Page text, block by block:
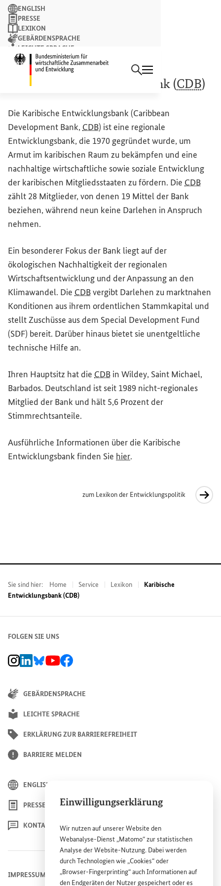
Einwilligungserklärung
Wir nutzen auf unsererWebsite den
Webanalyse-Dienst „Matomo“ zur statistischen
Analyse derWebsite-Nutzung. Dabei werden
durch Technologien wie „Cookies“ oder
„Browser-Fingerprinting“ auch Informationen auf
den Endgeräten der Nutzer gespeichert oder es
Suchbegriff
Suchen
ENGLISH
PRESSE
LEXIKON
GEBÄRDENSPRACHE
LEICHTE SPRACHE
NEWSLETTER
Karibische Entwicklungsbank (CDB)
Die Karibische Entwicklungsbank (Caribbean
Development Bank, CDB) ist eine regionale
Entwicklungsbank, die 1970 gegründet wurde, um
Armut im karibischen Raum zu bekämpfen und eine
nachhaltige wirtschaftliche sowie soziale Entwicklung
der karibischen Mitgliedsstaaten zu fördern. Die CDB
zählt 28 Mitglieder, von denen 19 Mittel der Bank
beziehen, während neun keine Darlehen in Anspruch
nehmen.
Ein besonderer Fokus der Bank liegt auf der
ökologischen Nachhaltigkeit der regionalen
Wirtschaftsentwicklung und der Anpassung an den
Klimawandel. Die CDBvergibt Darlehen zu marktnahen
Konditionen aus ihrem ordentlichen Stammkapital und
stellt Zuschüsse aus dem Special Development Fund
(SDF) bereit. Darüber hinaus bietet sie unentgeltliche
technische Hilfe an.
Ihren Hauptsitz hat die CDB in Wildey, Saint Michael,
Barbados. Deutschland ist seit 1989 nicht-regionales
Mitglied der Bank und hält 5,6 Prozent der
Stimmrechtsanteile.
Ausführliche Informationen über die Karibische
Entwicklungsbank finden Sie hier(Externer Link)
.
zum Lexikon der Entwicklungspolitik
Interner Link
Sie sind hier: Home Service Lexikon
Karibische
Entwicklungsbank (CDB)
FOLGEN SIE UNS
BMZ Instagram-Kanal, Externer Link
BMZ LinkedIn Unternehmensseite, Externer Link
BMZ Bluesky-Seite, Externer Link
BMZ Youtube-Kanal, Externer Link
BMZ Facebook-Seite, Externer Link
GEBÄRDENSPRACHE
LEICHTE SPRACHE
ERKLÄRUNG ZUR BARRIEREFREIHEIT
BARRIERE MELDEN
ENGLISH
PRESSE
KONTAKT
IMPRESSUM